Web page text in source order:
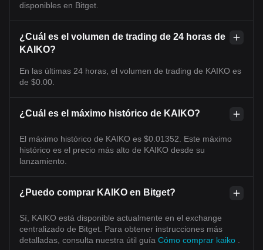
disponibles en Bitget.
¿Cuál es el volumen de trading de 24 horas de
KAIKO?
En las últimas 24 horas, el volumen de trading de KAIKO es
de $0.00.
¿Cuál es el máximo histórico de KAIKO?
El máximo histórico de KAIKO es $0.01352. Este máximo
histórico es el precio más alto de KAIKO desde su
lanzamiento.
¿Puedo comprar KAIKO en Bitget?
Sí, KAIKO está disponible actualmente en el exchange
centralizado de Bitget. Para obtener instrucciones más
detalladas, consulta nuestra útil guía Cómo comprar kaiko